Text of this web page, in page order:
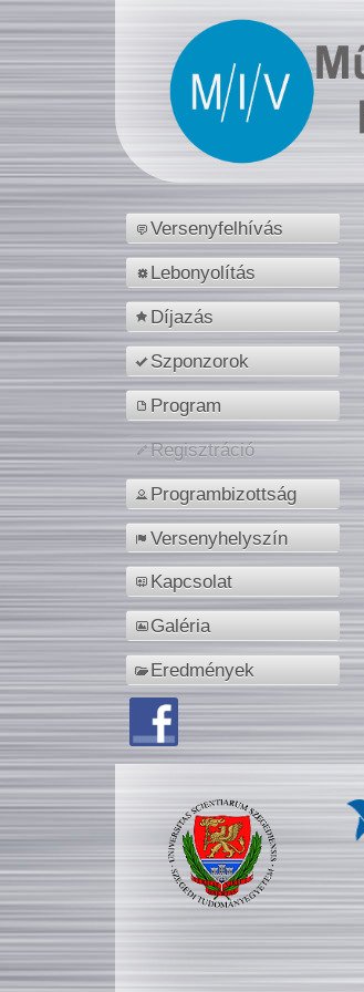
Versenyfelhívás
Lebonyolítás
Díjazás
Szponzorok
Program
Regisztráció
Programbizottság
Versenyhelyszín
Kapcsolat
Galéria
Eredmények